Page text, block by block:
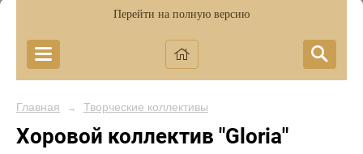
Перейти на полную версию
Главная → Творческие коллективы
Хоровой коллектив "Gloria"